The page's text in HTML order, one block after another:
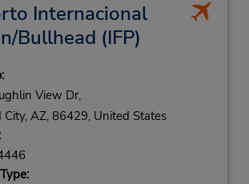
Internacional
Bullhead (IFP)
View Dr,
City, AZ, 86429, United States